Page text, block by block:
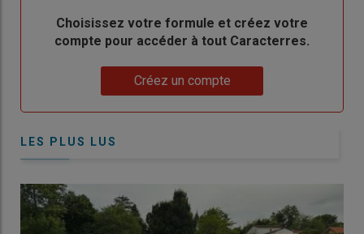
BodyChoisissez votre formule et créez votre
compte pour accéder à tout Caracterres.
Créez un compte
LES PLUS LUS